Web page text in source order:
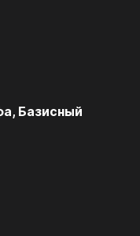
Базисный